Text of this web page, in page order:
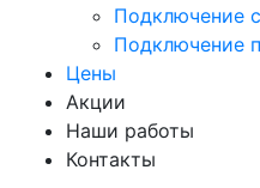
Подключение
Подключение
Цены
Акции
Наши работы
Контакты